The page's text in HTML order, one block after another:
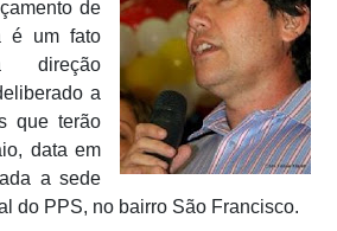
de
é um fato
direção
a
que terão
data em
a sede
do PPS, no bairro São Francisco.